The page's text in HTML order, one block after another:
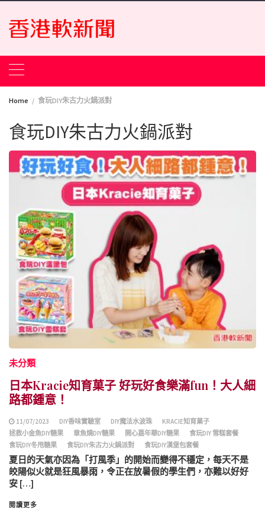
Skip
content
Home 食玩DIY朱古力火鍋派對
食玩DIY朱古力火鍋派對
未分類
日本Kracie知育菓子 好玩好食樂滿fun！大人細
路都鍾意！
11/07/2023 DIY香味實驗室 DIY魔法水波珠
KRACIE知育菓子
拯救小金魚DIY糖果
章魚燒DIY糖果 開心嘉年華DIY糖果
食玩DIY 雪糕套餐
食玩DIY冬甩糖果
食玩DIY朱古力火鍋派對 食玩DIY漢堡包套餐
夏日的天氣亦因為「打風季」的開始而變得不穩定，每天不是
皎陽似火就是狂風暴雨，令正在放暑假的學生們，亦難以好好
安 […]
閱讀更多